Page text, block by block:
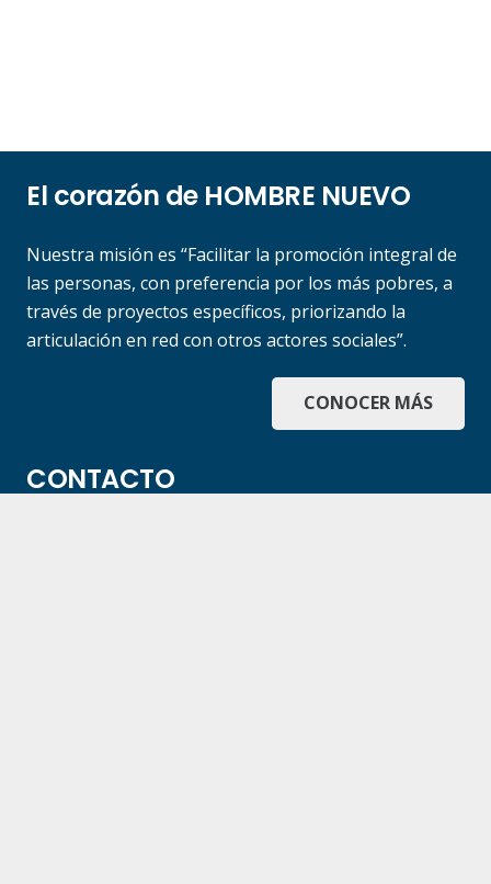
El corazón de HOMBRE NUEVO
Nuestra misión es “Facilitar la promoción integral de
las personas, con preferencia por los más pobres, a
través de proyectos específicos, priorizando la
articulación en red con otros actores sociales”.
CONOCER MÁS
CONTACTO